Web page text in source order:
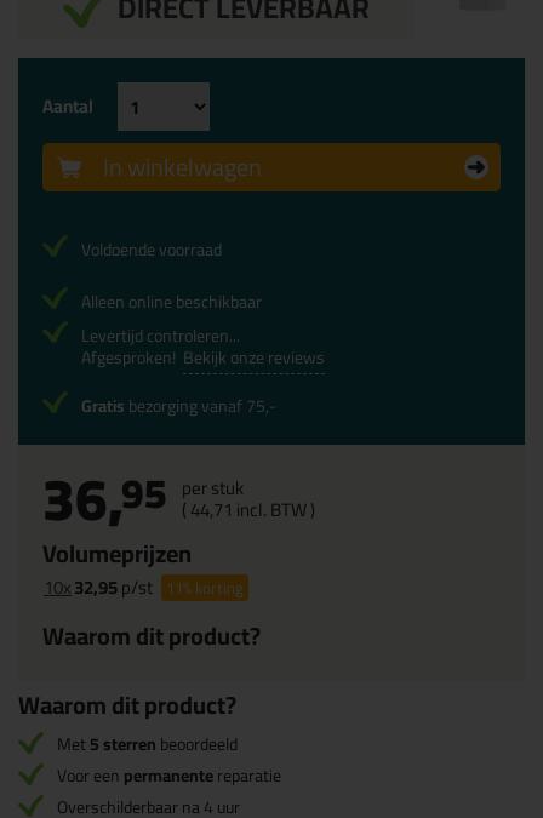
36,95 per stuk
(44,71 incl. BTW )
Volumeprijzen
10x32,95p/st 11%korting
Waarom dit product?
Aantal
In winkelwagen
Voldoende voorraad
Alleen online beschikbaar
Levertijd controleren...
Afgesproken! Bekijk onze reviews
Gratisbezorging vanaf 75,-
Waarom dit product?
Met5 sterrenbeoordeeld
Voor eenpermanentereparatie
Overschilderbaar na 4 uur